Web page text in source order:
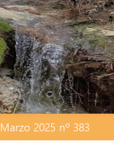
Marzo 2025 nº 383